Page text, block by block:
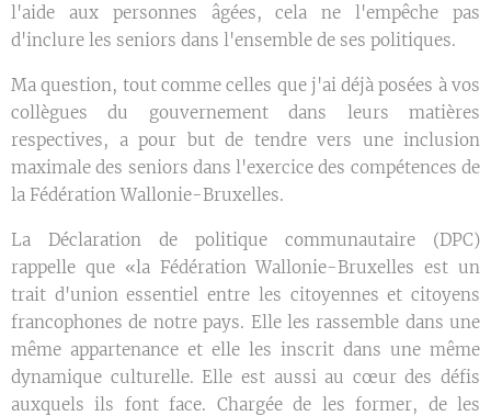
l'aide aux personnes âgées, cela ne l'empêche pas
d'inclure les seniors dans l'ensemble de ses politiques.
Ma question, tout comme celles que j'ai déjà posées à vos
collègues du gouvernement dans leurs matières
respectives, a pour but de tendre vers une inclusion
maximale des seniors dans l'exercice des compétences de
la Fédération Wallonie-Bruxelles.
La Déclaration de politique communautaire (DPC)
rappelle que «la Fédération Wallonie-Bruxelles est un
trait d'union essentiel entre les citoyennes et citoyens
francophones de notre pays. Elle les rassemble dans une
même appartenance et elle les inscrit dans une même
dynamique culturelle. Elle est aussi au cœur des défis
auxquels ils font face. Chargée de les former, de les